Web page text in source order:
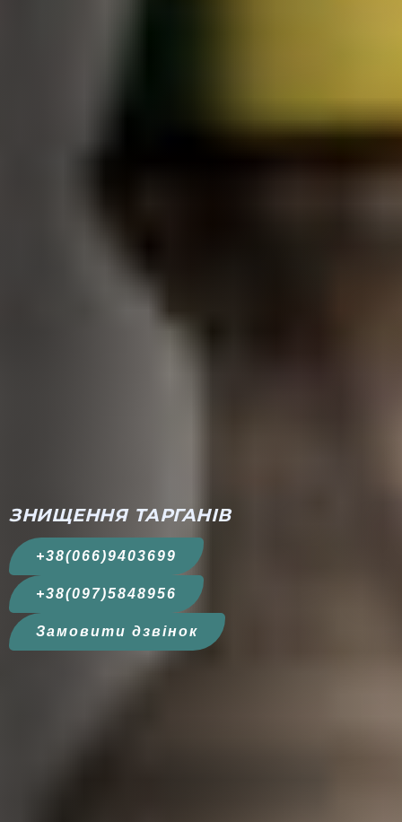
ЗНИЩЕННЯ ТАРГАНІВ
+38(066)9403699
+38(097)5848956
Замовити дзвінок